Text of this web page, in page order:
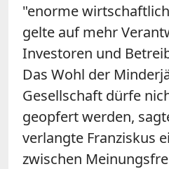
"enorme
gelte auf mehr
Investoren und
Das Wohl der
Gesellschaft dürfe
geopfert werden,
verlangte Franziskus
zwischen